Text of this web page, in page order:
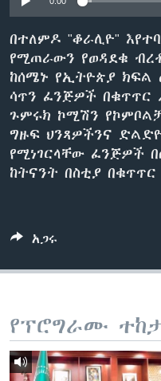
ቋንቋዎች
በተለምዶ "ቆራሊዮ"
የሚጠራውን የወዳደቁ
ከሰሜኑ የኢትዮጵያ ክፍል
ሳጥን ፈንጅዎች
ጉምሩክ ኮሚሽን
ግዙፍ ህንጻዎችንና
የሚነገርላቸው ፈንጅዎች
ከትናንት በስቲያ
አጋሩ
የፕሮግራሙ